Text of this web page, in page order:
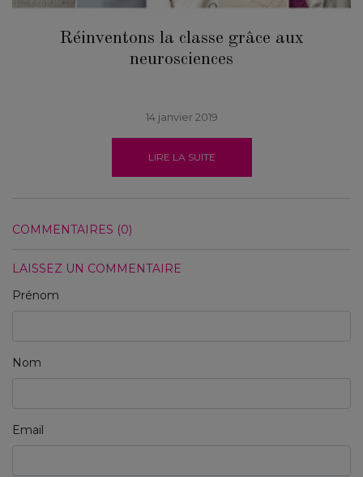
Réinventons la classe grâce aux
neurosciences
14 janvier 2019
LIRE LA SUITE
COMMENTAIRES (0)
LAISSEZ UN COMMENTAIRE
Prénom
Nom
Email